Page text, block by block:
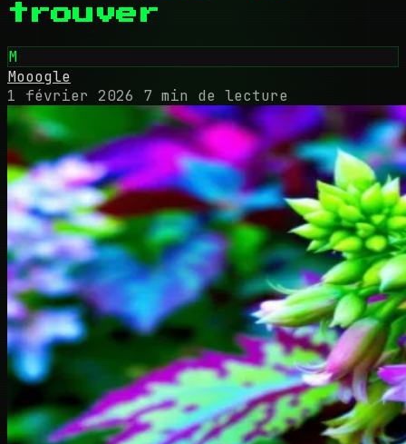
trouver
M
Mooogle
1 février 2026
7 min de lecture